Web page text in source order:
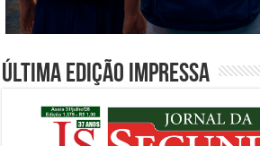
Última edição impressa